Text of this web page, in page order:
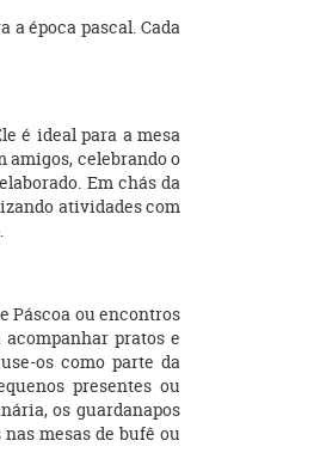
a época pascal. Cada
é ideal para a mesa
amigos, celebrando o
Em chás da
atividades com
Páscoa ou encontros
pratos e
os como parte da
presentes ou
os guardanapos
mesas de bufê ou